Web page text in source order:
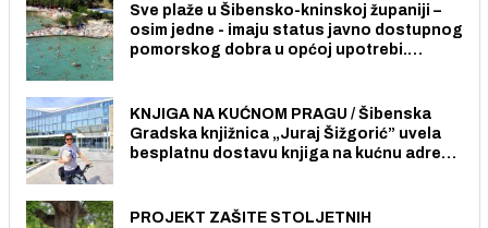
Sve plaže u Šibensko-kninskoj županiji –
osim jedne - imaju status javno dostupnog
pomorskog dobra u općoj upotrebi.
KNJIGA NA KUĆNOM PRAGU / Šibenska
Gradska knjižnica „Juraj Šižgorić” uvela
besplatnu dostavu knjiga na kućnu adresu
PROJEKT ZAŠITE STOLJETNIH